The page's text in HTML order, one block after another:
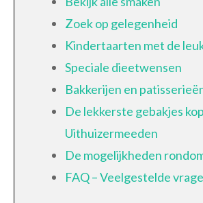
Zoek op gelegenheid
Kindertaarten met de
Speciale dieetwensen
Bakkerijen en
De lekkerste gebakjes
Uithuizermeeden
De mogelijkheden
FAQ – Veelgestelde